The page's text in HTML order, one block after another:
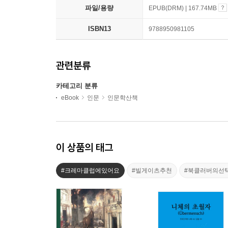
파일/용량 EPUB(DRM) | 167.74MB
ISBN13 9788950981105
관련분류
카테고리 분류
eBook 인문 인문학산책
이 상품의 태그
#크레마클럽에있어요 #빌게이츠추천 #북클러버의선